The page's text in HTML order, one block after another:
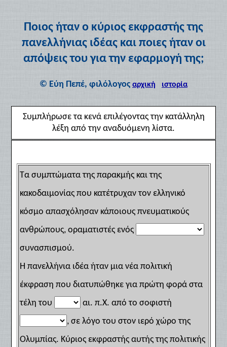
Ποιος ήταν ο κύριος εκφραστής της
πανελλήνιας ιδέας και ποιες ήταν οι
απόψεις του για την εφαρμογή της;
© Εύη Πεπέ, φιλόλογος αρχική ιστορία
Συμπλήρωσε τα κενά επιλέγοντας την κατάλληλη
λέξη από την αναδυόμενη λίστα.
Τα συμπτώματα της παρακμής και της
κακοδαιμονίας που κατέτρυχαν τον ελληνικό
κόσμο απασχόλησαν κάποιους πνευματικούς
ανθρώπους, οραματιστές ενός
συνασπισμού.
Η πανελλήνια ιδέα ήταν μια νέα πολιτική
έκφραση που διατυπώθηκε για πρώτη φορά στα
τέλη του
αι. π.Χ. από το σοφιστή
, σε λόγο του στον ιερό χώρο της
Ολυμπίας. Κύριος εκφραστής αυτής της πολιτικής